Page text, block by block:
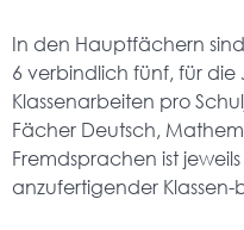
In den Hauptfächern
6 verbindlich fünf, für die
Klassenarbeiten pro
Fächer Deutsch,
Fremdsprachen ist
anzufertigender Klassen-